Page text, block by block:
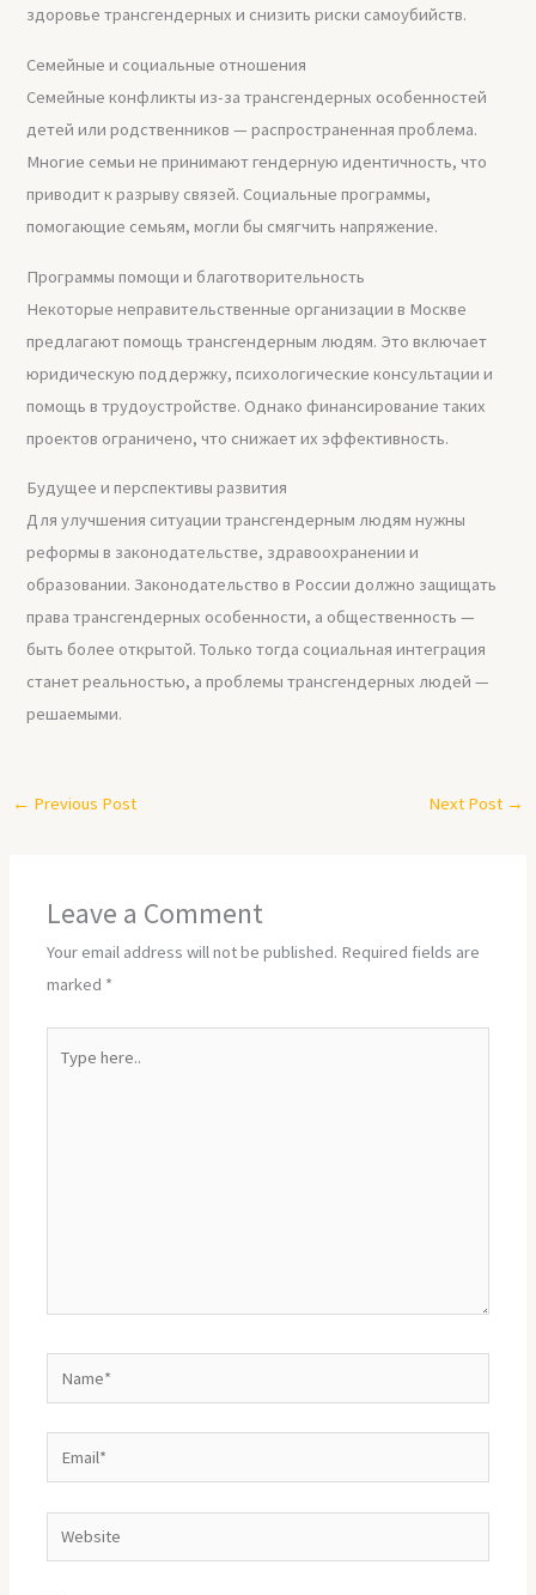
здоровье трансгендерных и снизить риски самоубийств.
Семейные и социальные отношения
Семейные конфликты из-за трансгендерных особенностей
детей или родственников — распространенная проблема.
Многие семьи не принимают гендерную идентичность, что
приводит к разрыву связей. Социальные программы,
помогающие семьям, могли бы смягчить напряжение.
Программы помощи и благотворительность
Некоторые неправительственные организации в Москве
предлагают помощь трансгендерным людям. Это включает
юридическую поддержку, психологические консультации и
помощь в трудоустройстве. Однако финансирование таких
проектов ограничено, что снижает их эффективность.
Будущее и перспективы развития
Для улучшения ситуации трансгендерным людям нужны
реформы в законодательстве, здравоохранении и
образовании. Законодательство в России должно защищать
права трансгендерных особенности, а общественность —
быть более открытой. Только тогда социальная интеграция
станет реальностью, а проблемы трансгендерных людей —
решаемыми.
← Previous Post Next Post →
Leave a Comment
Your email address will not be published. Required fields are
marked *
here..
Website